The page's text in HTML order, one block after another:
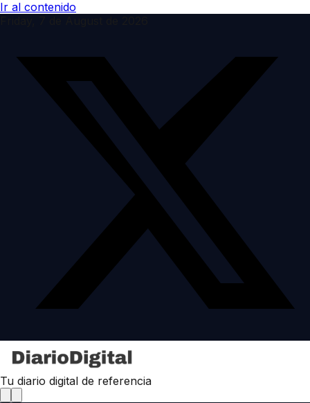
Ir al contenido
Tu diario digital de referencia